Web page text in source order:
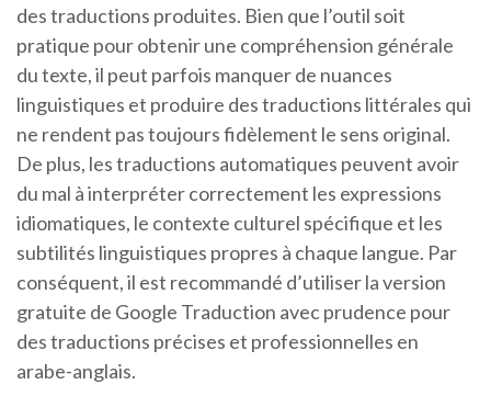
des traductions produites. Bien que l’outil soit
pratique pour obtenir une compréhension générale
du texte, il peut parfois manquer de nuances
linguistiques et produire des traductions littérales qui
ne rendent pas toujours fidèlement le sens original.
De plus, les traductions automatiques peuvent avoir
du mal à interpréter correctement les expressions
idiomatiques, le contexte culturel spécifique et les
subtilités linguistiques propres à chaque langue. Par
conséquent, il est recommandé d’utiliser la version
gratuite de Google Traduction avec prudence pour
des traductions précises et professionnelles en
arabe-anglais.